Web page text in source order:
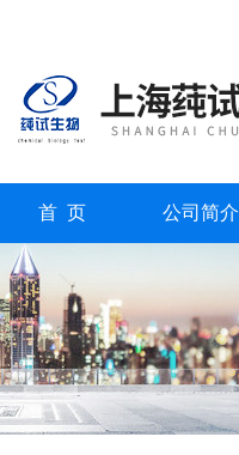
首 页 公司简介